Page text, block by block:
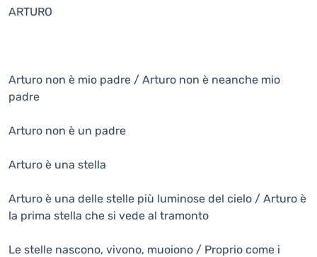
ARTURO
Arturo non è mio padre / Arturo non è neanche mio
padre
Arturo non è un padre
Arturo è una stella
Arturo è una delle stelle più luminose del cielo / Arturo è
la prima stella che si vede al tramonto
Le stelle nascono, vivono, muoiono / Proprio come i